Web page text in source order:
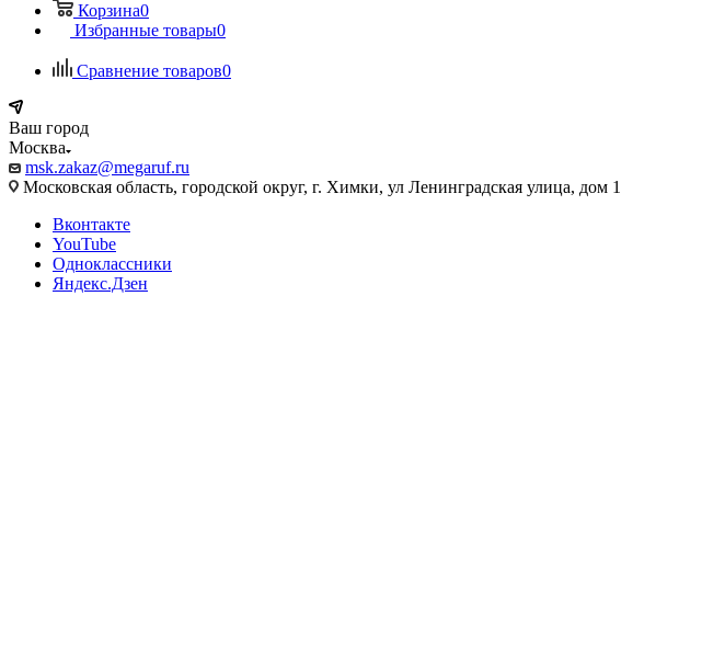
Корзина0
Избранные товары0
Сравнение товаров0
Ваш город
Москва
msk.zakaz@megaruf.ru
Московская область, городской округ, г. Химки, ул Ленинградская улица, дом 1
Вконтакте
YouTube
Одноклассники
Яндекс.Дзен